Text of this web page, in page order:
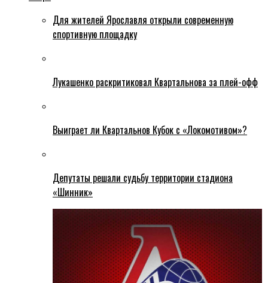
Для жителей Ярославля открыли современную
спортивную площадку
Лукашенко раскритиковал Квартальнова за плей-офф
Выиграет ли Квартальнов Кубок с «Локомотивом»?
Депутаты решали судьбу территории стадиона
«Шинник»